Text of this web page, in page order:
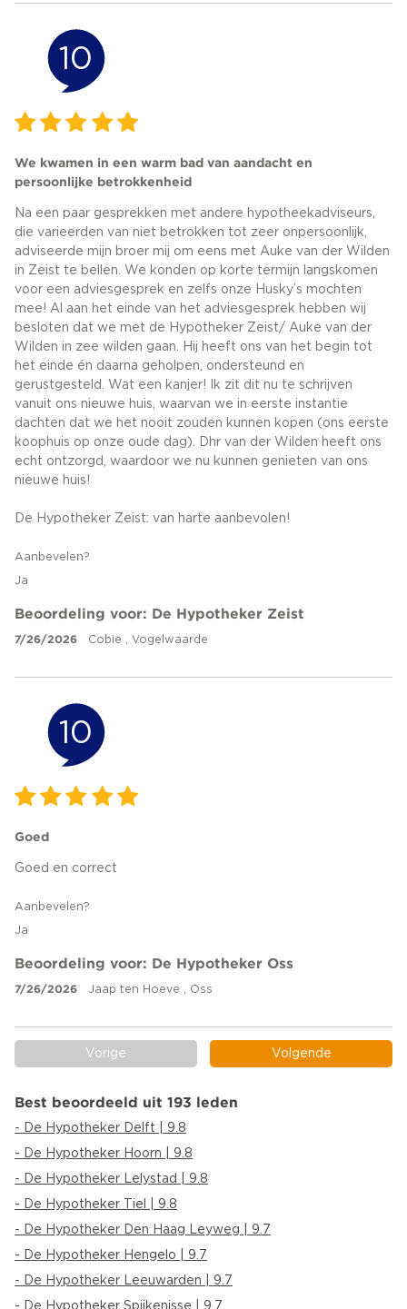
10
We kwamen in een warm bad van aandacht en
persoonlijke betrokkenheid
Na een paar gesprekken met andere hypotheekadviseurs,
die varieerden van niet betrokken tot zeer onpersoonlijk,
adviseerde mijn broer mij om eens met Auke van der Wilden
in Zeist te bellen. We konden op korte termijn langskomen
voor een adviesgesprek en zelfs onze Husky’s mochten
mee! Al aan het einde van het adviesgesprek hebben wij
besloten dat we met de Hypotheker Zeist/ Auke van der
Wilden in zee wilden gaan. Hij heeft ons van het begin tot
het einde én daarna geholpen, ondersteund en
gerustgesteld. Wat een kanjer! Ik zit dit nu te schrijven
vanuit ons nieuwe huis, waarvan we in eerste instantie
dachten dat we het nooit zouden kunnen kopen (ons eerste
koophuis op onze oude dag). Dhr van der Wilden heeft ons
echt ontzorgd, waardoor we nu kunnen genieten van ons
nieuwe huis!
De Hypotheker Zeist: van harte aanbevolen!
Aanbevelen?
Ja
Beoordeling voor: De Hypotheker Zeist
7/26/2026 Cobie , Vogelwaarde
10
Goed
Goed en correct
Aanbevelen?
Ja
Beoordeling voor: De Hypotheker Oss
7/26/2026 Jaap ten Hoeve , Oss
Vorige Volgende
Best beoordeeld uit 193 leden
- De Hypotheker Delft | 9.8
- De Hypotheker Hoorn | 9.8
- De Hypotheker Lelystad | 9.8
- De Hypotheker Tiel | 9.8
- De Hypotheker Den Haag Leyweg | 9.7
- De Hypotheker Hengelo | 9.7
- De Hypotheker Leeuwarden | 9.7
- De Hypotheker Spijkenisse | 9.7